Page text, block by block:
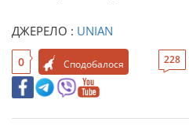
ДЖЕРЕЛО : UNIAN
0 Сподобалося 228